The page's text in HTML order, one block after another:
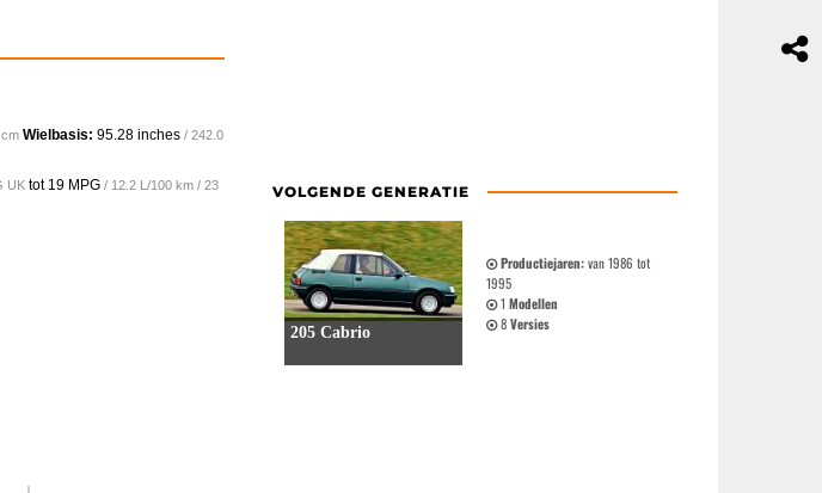
Wielbasis: 95.28 inches / 242.0
UK tot 19 MPG / 12.2 L/100 km / 23
VOLGENDE GENERATIE
205 Cabrio
Productiejaren:van 1986 tot
1995
1Modellen
8Versies